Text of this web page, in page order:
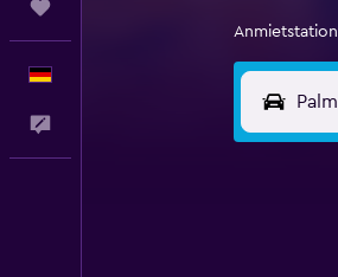
Anmietstation